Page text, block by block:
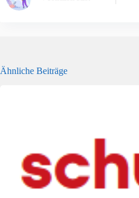
Ähnliche Beiträge